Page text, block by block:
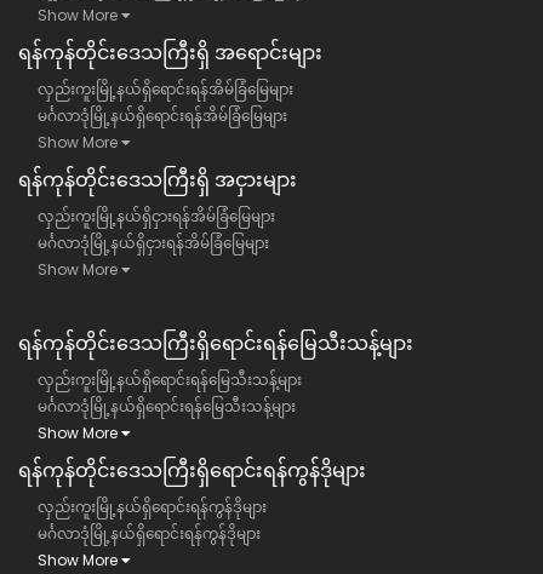
Show More
ရန်​ကုန်တိုင်းဒေသကြီး​ရှိ အရောင်းများ
လှည်းကူးမြို့နယ်ရှိရောင်းရန်အိမ်ခြံမြေများ
မင်္ဂလာဒုံမြို့နယ်ရှိရောင်းရန်အိမ်ခြံမြေများ
Show More
ရန်​ကုန်တိုင်းဒေသကြီး​ရှိ အငှားများ
လှည်းကူးမြို့နယ်ရှိငှားရန်အိမ်ခြံမြေများ
မင်္ဂလာဒုံမြို့နယ်ရှိငှားရန်အိမ်ခြံမြေများ
Show More
ရန်ကုန်တိုင်းဒေသကြီး​ရှိရောင်းရန်မြေသီးသန့်များ
လှည်းကူးမြို့နယ်ရှိရောင်းရန်မြေသီးသန့်များ
မင်္ဂလာဒုံမြို့နယ်ရှိရောင်းရန်မြေသီးသန့်များ
Show More
ရန်ကုန်တိုင်းဒေသကြီး​ရှိရောင်းရန်ကွန်ဒိုများ
လှည်းကူးမြို့နယ်ရှိရောင်းရန်ကွန်ဒိုများ
မင်္ဂလာဒုံမြို့နယ်ရှိရောင်းရန်ကွန်ဒိုများ
Show More